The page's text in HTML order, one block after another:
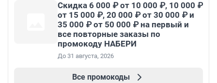
Скидка 6 000 ₽ от 10 000 ₽, 10 000 ₽
от 15 000 ₽, 20 000 ₽ от 30 000 ₽ и
35 000 ₽ от 50 000 ₽ на первый и
все повторные заказы по
промокоду НАБЕРИ
До 31 августа, 2026
Все промокоды